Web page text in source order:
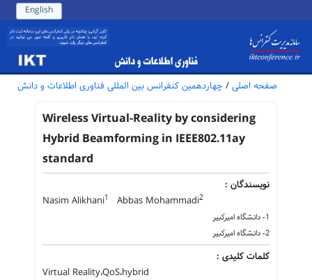
English
صفحه اصلی / چهاردهمین کنفرانس بین المللی فناوری اطلاعات و دانش
Wireless Virtual-Reality by considering
Hybrid Beamforming in IEEE802.11ay
standard
نویسندگان :
Nasim Alikhani1 Abbas Mohammadi2
1- دانشگاه امیرکبیر
2- دانشگاه امیرکبیر
کلمات کلیدی :
Virtual Reality،QoS،hybrid